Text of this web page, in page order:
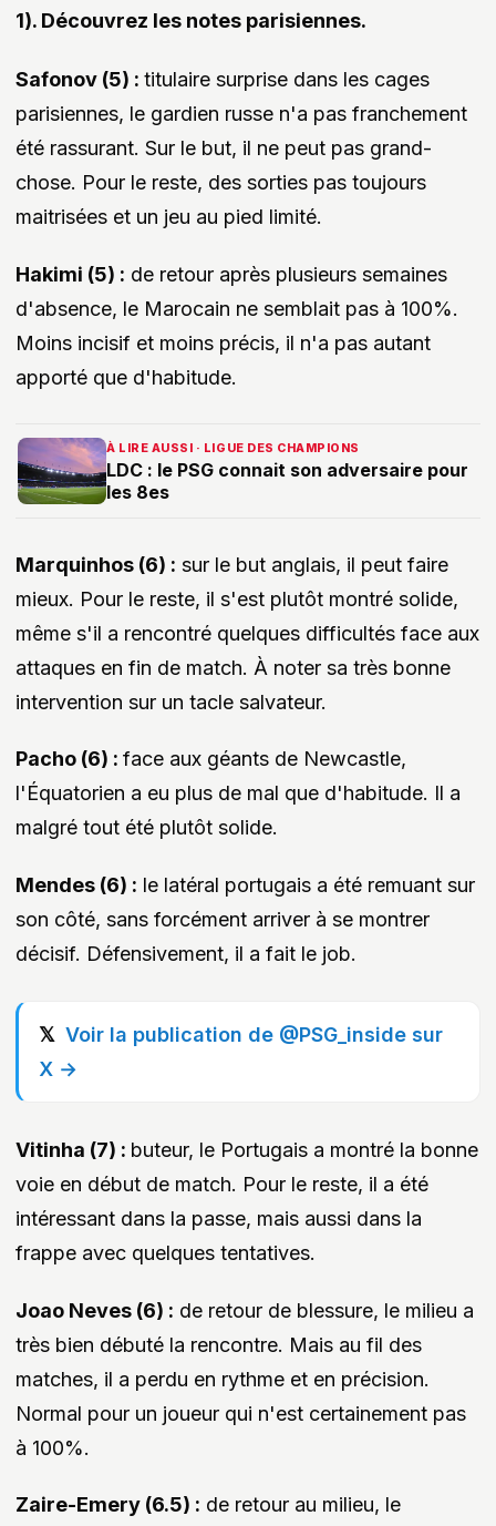
1). Découvrez les notes parisiennes.
Safonov (5) : titulaire surprise dans les cages
parisiennes, le gardien russe n'a pas franchement
été rassurant. Sur le but, il ne peut pas grand-
chose. Pour le reste, des sorties pas toujours
maitrisées et un jeu au pied limité.
Hakimi (5) : de retour après plusieurs semaines
d'absence, le Marocain ne semblait pas à 100%.
Moins incisif et moins précis, il n'a pas autant
apporté que d'habitude.
À LIRE AUSSI · LIGUE DES CHAMPIONS
LDC : le PSG connait son adversaire pour
les 8es
Marquinhos (6) : sur le but anglais, il peut faire
mieux. Pour le reste, il s'est plutôt montré solide,
même s'il a rencontré quelques difficultés face aux
attaques en fin de match. À noter sa très bonne
intervention sur un tacle salvateur.
Pacho (6) : face aux géants de Newcastle,
l'Équatorien a eu plus de mal que d'habitude. Il a
malgré tout été plutôt solide.
Mendes (6) : le latéral portugais a été remuant sur
son côté, sans forcément arriver à se montrer
décisif. Défensivement, il a fait le job.
Voir la publication de @PSG_inside sur
X →
Vitinha (7) : buteur, le Portugais a montré la bonne
voie en début de match. Pour le reste, il a été
intéressant dans la passe, mais aussi dans la
frappe avec quelques tentatives.
Joao Neves (6) : de retour de blessure, le milieu a
très bien débuté la rencontre. Mais au fil des
matches, il a perdu en rythme et en précision.
Normal pour un joueur qui n'est certainement pas
à 100%.
Zaire-Emery (6.5) : de retour au milieu, le